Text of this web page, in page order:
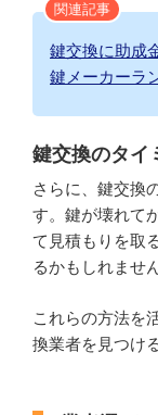
関連記事
鍵交換に助成
鍵メーカーラ
鍵交換のタイ
さらに、鍵交換
す。鍵が壊れて
て見積もりを取
るかもしれません
これらの方法を
換業者を見つけ